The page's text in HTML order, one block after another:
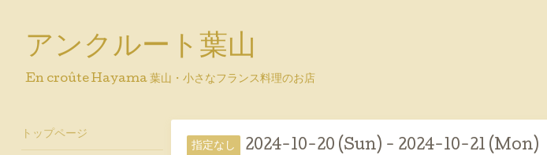
アンクルート葉山
En croûte Hayama 葉山・小さなフランス料理のお店
指定なし 2024-10-20 (Sun) - 2024-10-21 (Mon)
トップページ